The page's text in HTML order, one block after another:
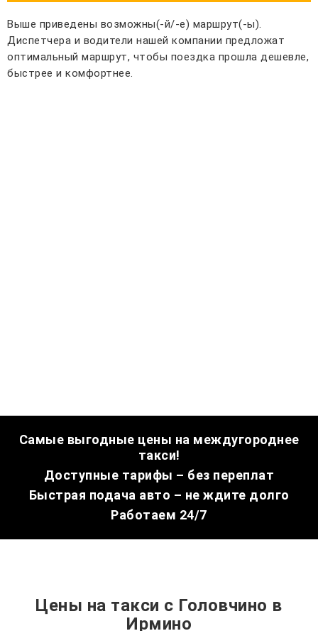
Выше приведены возможны(-й/-е) маршрут(-ы).
Диспетчера и водители нашей компании предложат
оптимальный маршрут, чтобы поездка прошла дешевле,
быстрее и комфортнее.
Самые выгодные цены на междугороднее
такси!
Доступные тарифы – без переплат
Быстрая подача авто – не ждите долго
Работаем 24/7
Цены на такси с Головчино в
Ирмино